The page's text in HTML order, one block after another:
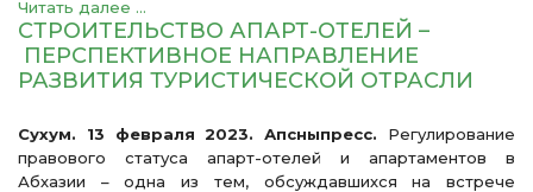
Читать далее ...
СТРОИТЕЛЬСТВО АПАРТ-ОТЕЛЕЙ –
ПЕРСПЕКТИВНОЕ НАПРАВЛЕНИЕ
РАЗВИТИЯ ТУРИСТИЧЕСКОЙ ОТРАСЛИ
Сухум. 13 февраля 2023. Апсныпресс. Регулирование
правового статуса апарт-отелей и апартаментов в
Абхазии – одна из тем, обсуждавшихся на встрече